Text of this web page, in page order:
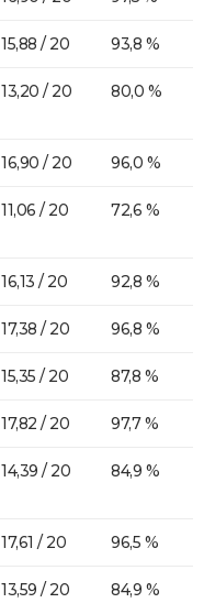
15,88 / 20 93,8 %
13,20 / 20 80,0 %
16,90 / 20 96,0 %
11,06 / 20 72,6 %
16,13 / 20 92,8 %
17,38 / 20 96,8 %
15,35 / 20 87,8 %
17,82 / 20 97,7 %
14,39 / 20 84,9 %
17,61 / 20 96,5 %
13,59 / 20 84,9 %